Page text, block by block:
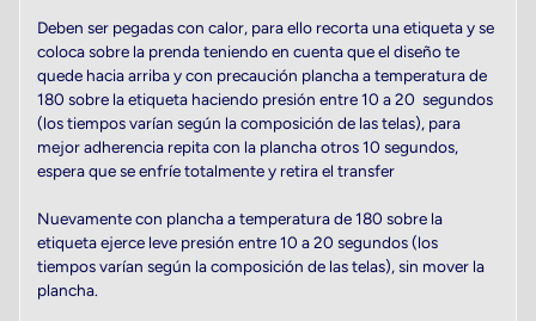
Deben ser pegadas con calor, para ello recorta una etiqueta y se
coloca sobre la prenda teniendo en cuenta que el diseño te
quede hacia arriba y con precaución plancha a temperatura de
180 sobre la etiqueta haciendo presión entre 10 a 20 segundos
(los tiempos varían según la composición de las telas), para
mejor adherencia repita con la plancha otros 10 segundos,
espera que se enfríe totalmente y retira el transfer
Nuevamente con plancha a temperatura de 180 sobre la
etiqueta ejerce leve presión entre 10 a 20 segundos (los
tiempos varían según la composición de las telas), sin mover la
plancha.